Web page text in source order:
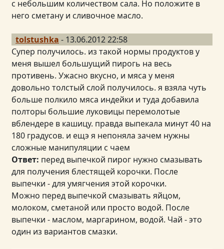
с небольшим количеством сала. Но положите в
него сметану и сливочное масло.
tolstushka - 13.06.2012 22:58
Супер получилось. из такой нормы продуктов у
меня вышел большущий пирогь на весь
противень. Ужасно вкусно, и мяса у меня
довольно толстый слой получилось. я взяла чуть
больше полкило мяса индейки и туда добавила
полторы большие луковицы перемолотые
вблендере в кашицу. правда выпекала минут 40 на
180 градусов. и ещэ я непоняла зачем нужны
сложные манипуляции с чаем
Ответ: перед выпечкой пирог нужно смазывать
для получения блестящей корочки. После
выпечки - для умягчения этой корочки.
Можно перед выпечкой смазывать яйцом,
молоком, сметаной или просто водой. После
выпечки - маслом, маргарином, водой. Чай - это
один из вариантов смазки.